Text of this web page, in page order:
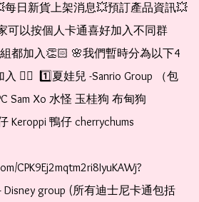
每日新貨上架消息💥預訂產品資訊💥
可以按個人卡通喜好加入不同群
都加入👏🏻 🌸我們暫時分為以下4
👇🏻  1️⃣夏娃兒 -Sanrio Group （包
Sam Xo 水怪 玉桂狗 布甸狗
Keroppi 鴨仔 cherrychums
CPK9Ej2mqtm2ri8IyuKAWj?
Disney group (所有迪士尼卡通包括